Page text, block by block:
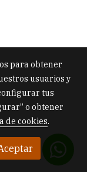
para obtener
usuarios y
tus
o obtener
de cookies.